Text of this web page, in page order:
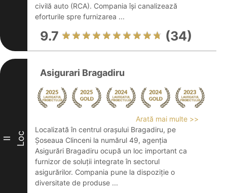
civilă auto (RCA). Compania își canalizează
eforturile spre furnizarea ...
9.7 (34)
II Loc
Asigurari Bragadiru
Arată mai multe >>
Localizată în centrul orașului Bragadiru, pe
Șoseaua Clinceni la numărul 49, agenția
Asigurări Bragadiru ocupă un loc important ca
furnizor de soluții integrate în sectorul
asigurărilor. Compania pune la dispoziție o
diversitate de produse ...